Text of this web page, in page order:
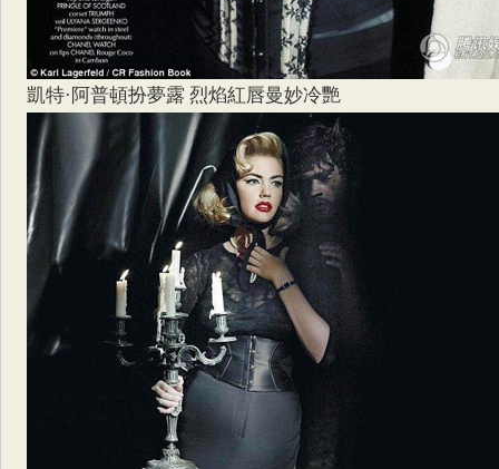
凱特·阿普頓扮夢露 烈焰紅唇曼妙冷艷